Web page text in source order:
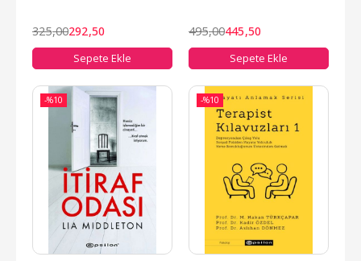
325,00292,50
Sepete Ekle
495,00445,50
Sepete Ekle
-%10 -%10